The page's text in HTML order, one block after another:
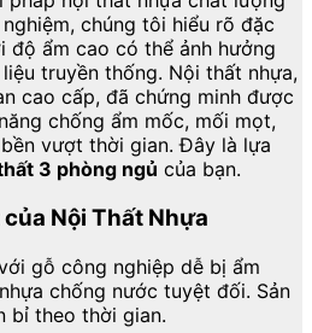
chúng tôi hiểu rõ đặc
độ ẩm cao có thể ảnh hưởng
truyền thống. Nội thất nhựa,
cao cấp, đã chứng minh được
chống ẩm mốc, mối mọt,
vượt thời gian. Đây là lựa
3 phòng ngủ của bạn.
Nội Thất Nhựa
gỗ công nghiệp dễ bị ẩm
chống nước tuyệt đối. Sản
bỉ theo thời gian.